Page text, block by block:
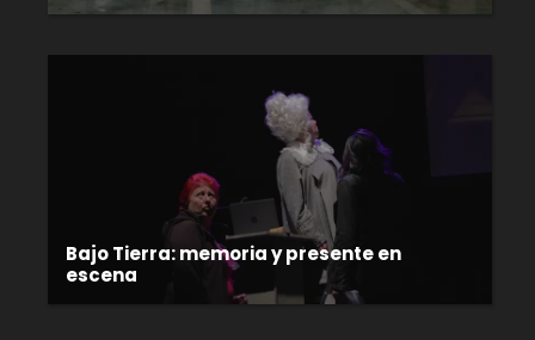
Bajo Tierra: memoria y presente en
escena